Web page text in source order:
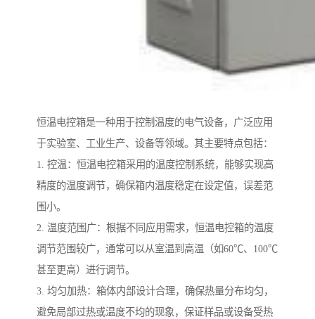
恒温电控箱是一种用于控制温度的电气设备，广泛应用
于实验室、工业生产、设备等领域。其主要特点包括：
1. 控温：恒温电控箱采用的温度控制系统，能够实现高
精度的温度调节，确保箱内温度稳定在设定值，误差范
围小。
2. 温度范围广：根据不同应用需求，恒温电控箱的温度
调节范围较广，通常可以从室温到高温（如60℃、100℃
甚至更高）进行调节。
3. 均匀加热：箱体内部设计合理，确保热量分布均匀，
避免局部过热或温度不均的现象，保证样品或设备受热